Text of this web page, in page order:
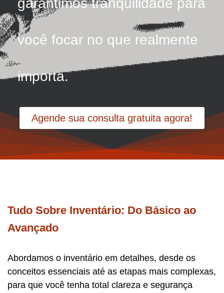
garantimos tranquilidade para
você focar no que realmente
importa.
Agende sua consulta gratuita agora!
Tudo Sobre Inventário: Do Básico ao
Avançado
Abordamos o inventário em detalhes, desde os
conceitos essenciais até as etapas mais complexas,
para que você tenha total clareza e segurança